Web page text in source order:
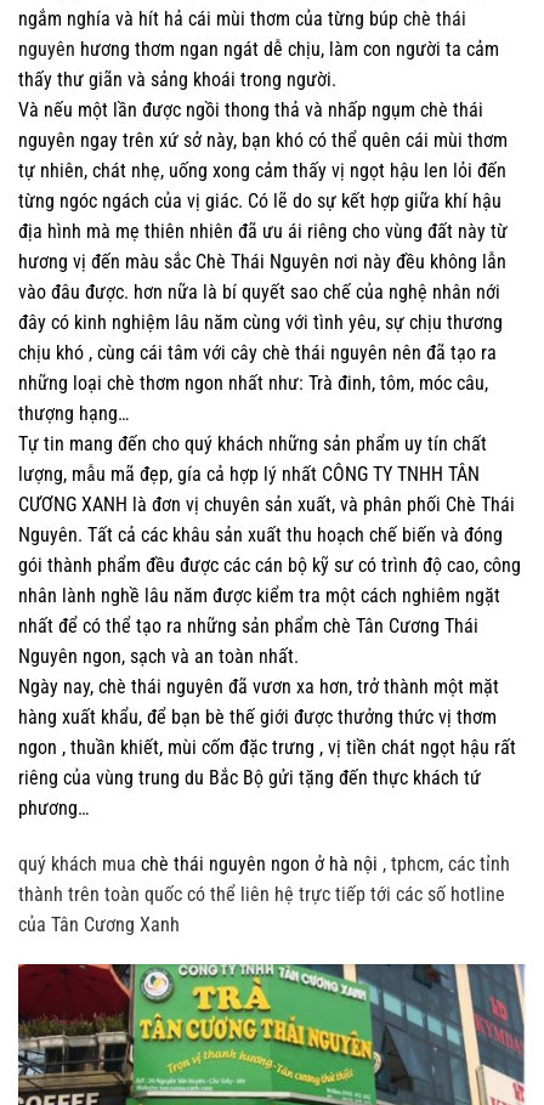
ngắm nghía và hít hả cái mùi thơm của từng búp chè thái
nguyên hương thơm ngan ngát dễ chịu, làm con người ta cảm
thấy thư giãn và sảng khoái trong người.
Và nếu một lần được ngồi thong thả và nhấp ngụm chè thái
nguyên ngay trên xứ sở này, bạn khó có thể quên cái mùi thơm
tự nhiên, chát nhẹ, uống xong cảm thấy vị ngọt hậu len lỏi đến
từng ngóc ngách của vị giác. Có lẽ do sự kết hợp giữa khí hậu
địa hình mà mẹ thiên nhiên đã ưu ái riêng cho vùng đất này từ
hương vị đến màu sắc Chè Thái Nguyên nơi này đều không lẫn
vào đâu được. hơn nữa là bí quyết sao chế của nghệ nhân nới
đây có kinh nghiệm lâu năm cùng với tình yêu, sự chịu thương
chịu khó , cùng cái tâm với cây chè thái nguyên nên đã tạo ra
những loại chè thơm ngon nhất như: Trà đinh, tôm, móc câu,
thượng hạng…
Tự tin mang đến cho quý khách những sản phẩm uy tín chất
lượng, mẫu mã đẹp, gía cả hợp lý nhất CÔNG TY TNHH TÂN
CƯƠNG XANH là đơn vị chuyên sản xuất, và phân phối Chè Thái
Nguyên. Tất cả các khâu sản xuất thu hoạch chế biến và đóng
gói thành phẩm đều được các cán bộ kỹ sư có trình độ cao, công
nhân lành nghề lâu năm được kiểm tra một cách nghiêm ngặt
nhất để có thể tạo ra những sản phẩm chè Tân Cương Thái
Nguyên ngon, sạch và an toàn nhất.
Ngày nay, chè thái nguyên đã vươn xa hơn, trở thành một mặt
hàng xuất khẩu, để bạn bè thế giới được thưởng thức vị thơm
ngon , thuần khiết, mùi cốm đặc trưng , vị tiền chát ngọt hậu rất
riêng của vùng trung du Bắc Bộ gửi tặng đến thực khách tứ
phương…
quý khách mua chè thái nguyên ngon ở hà nội , tphcm, các tỉnh
thành trên toàn quốc có thể liên hệ trực tiếp tới các số hotline
của Tân Cương Xanh